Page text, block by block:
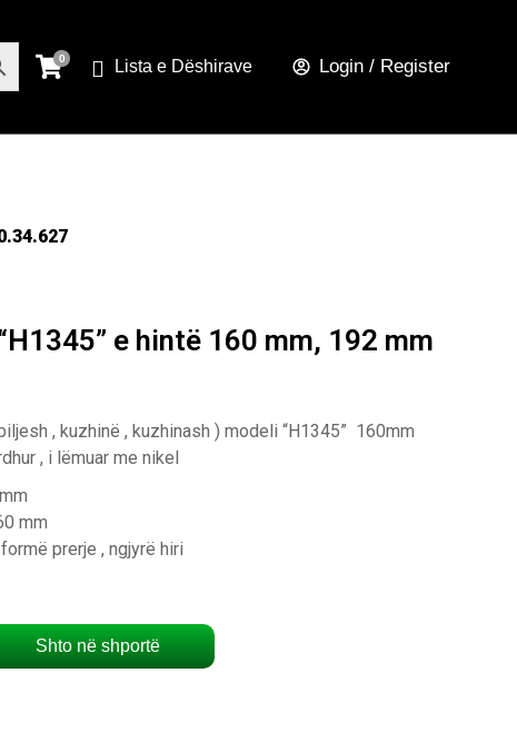
Lista e Dëshirave Login / Register
e hintë 160 mm, 192 mm
, kuzhinë , kuzhinash ) modeli “H1345” 160mm
, i lëmuar me nikel
mm
prerje , ngjyrë hiri
Shto në shportë